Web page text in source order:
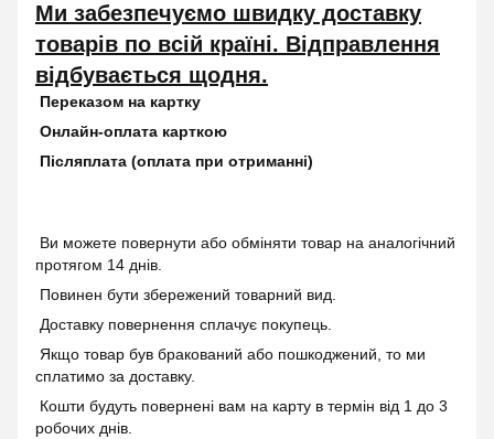
Ми забезпечуємо швидку доставку
товарів по всій країні. Відправлення
відбувається щодня.
Переказом на картку
Онлайн-оплата карткою
Післяплата (оплата при отриманні)
Ви можете повернути або обміняти товар на аналогічний
протягом 14 днів.
Повинен бути збережений товарний вид.
Доставку повернення сплачує покупець.
Якщо товар був бракований або пошкоджений, то ми
сплатимо за доставку.
Кошти будуть повернені вам на карту в термін від 1 до 3
робочих днів.